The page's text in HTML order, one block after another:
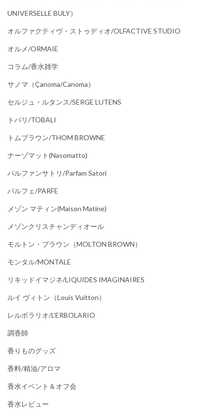
UNIVERSELLE BULY）
オルファクティヴ・ストゥディオ/OLFACTIVE STUDIO
オルメ/ORMAIE
コラム/香水雑学
サノマ（çanoma/canoma）
セルジュ・ルタンス/SERGE LUTENS
トバリ/TOBALI
トムブラウン/THOM BROWNE
ナーゾマット(Nasomatto)
パルファンサトリ/parfam Satori
パルフェ/PARFE
メゾン マティン(Maison Matine)
メゾンクリスチャンディオール
モルトン・ブラウン（MOLTON BROWN）
モンタル/MONTALE
リキッドイマジネ/LIQUIDES IMAGINAIRES
ルイ ヴィトン（Louis Vuitton）
レルボラリオ/L'ERBOLARIO
調香師
香りものグッズ
香料/精油/アロマ
香水イベント＆オフ会
香水レビュー